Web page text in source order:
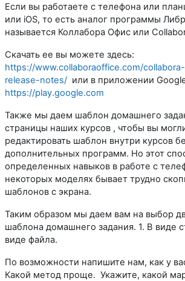
Если вы работаете с телефона или
или iOS, то есть аналог программы
называется Коллабора Офис или
Скачать ее вы можете здесь:
https://www.collaboraoffice.com/
release-notes/ или в приложении
https://play.google.com
Также мы даем шаблон домашнего
страницы наших курсов , чтобы вы
редактировать шаблон внутри курсов
дополнительных программ. Но этот
определенных навыков в работе с
некоторых моделях бывает трудно
шаблонов с экрана.
Таким образом мы даем вам на выбор
шаблона домашнего задания. 1. В виде
виде файла.
По возможности напишите нам, как у
Какой метод проще. Укажите, какой